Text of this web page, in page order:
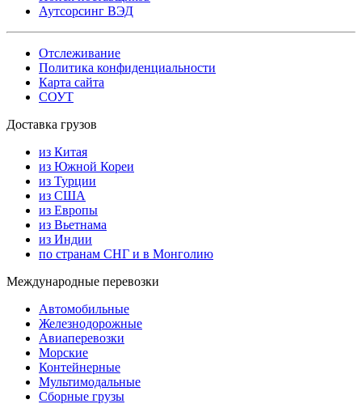
Аутсорсинг ВЭД
Отслеживание
Политика конфиденциальности
Карта сайта
СОУТ
Доставка грузов
из Китая
из Южной Кореи
из Турции
из США
из Европы
из Вьетнама
из Индии
по странам СНГ и в Монголию
Международные перевозки
Автомобильные
Железнодорожные
Авиаперевозки
Морские
Контейнерные
Мультимодальные
Сборные грузы